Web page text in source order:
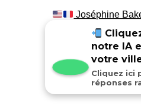
Joséphine
notre IA
votre
Cliquez ici
réponses